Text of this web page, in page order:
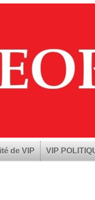
de VIP VIP